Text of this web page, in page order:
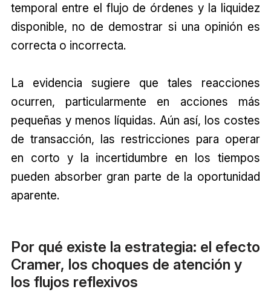
temporal entre el flujo de órdenes y la liquidez
disponible, no de demostrar si una opinión es
correcta o incorrecta.
La evidencia sugiere que tales reacciones
ocurren, particularmente en acciones más
pequeñas y menos líquidas. Aún así, los costes
de transacción, las restricciones para operar
en corto y la incertidumbre en los tiempos
pueden absorber gran parte de la oportunidad
aparente.
Por qué existe la estrategia: el efecto
Cramer, los choques de atención y
los flujos reflexivos